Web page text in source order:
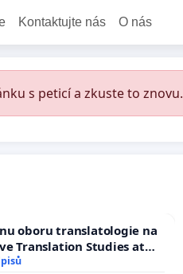
Kontaktujte nás O nás
s peticí a zkuste to znovu.
oboru translatologie na
Translation Studies at
of Arts, Charles